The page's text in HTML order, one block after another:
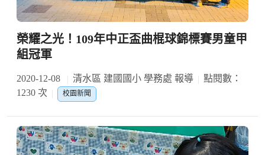
榮耀之光！109年中正盃曲棍球錦標賽男童甲
組冠軍
2020-12-08 清水區 建國國小 學務處 報導
點閱數：
1230 次
校園新聞